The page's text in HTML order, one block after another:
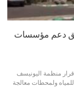
دعم مؤسسات
قرار منظمة اليونيسف
ولمحطات معالجة